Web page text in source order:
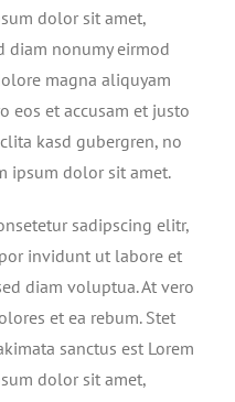
dolor sit amet,
diam nonumy eirmod
magna aliquyam
eos et accusam et justo
kasd gubergren, no
ipsum dolor sit amet.
sadipscing elitr,
invidunt ut labore et
diam voluptua. At vero
et ea rebum. Stet
sanctus est Lorem
dolor sit amet,